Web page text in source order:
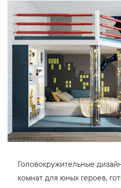
Головокружительные
комнат для юных героев,